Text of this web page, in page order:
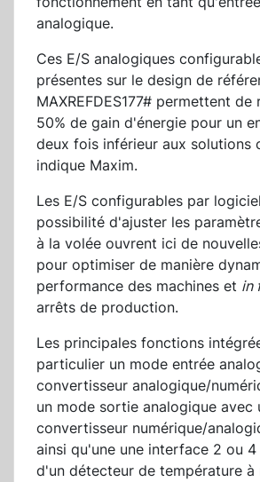
analogique.
Ces E/S analogiques
présentes sur le design de
MAXREFDES177# permettent
50% de gain d'énergie pour un
deux fois inférieur aux solutions
indique Maxim.
Les E/S configurables par
possibilité d'ajuster les
à la volée ouvrent ici de
pour optimiser de manière
performance des machines et in
arrêts de production.
Les principales fonctions
particulier un mode entrée
convertisseur analogique/
un mode sortie analogique avec
convertisseur numérique/
ainsi qu'une une interface 2 ou
d'un détecteur de température à